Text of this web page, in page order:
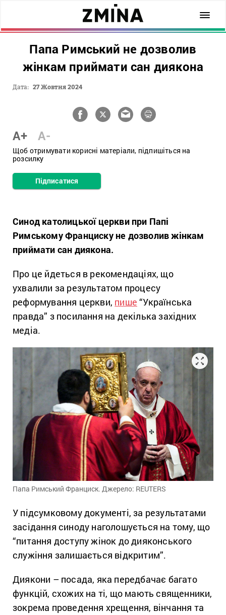
Папа Римський не дозволив
жінкам приймати сан диякона
Дата: 27 Жовтня 2024
A+ A-
Щоб отримувати корисні матеріали, підпишіться на
розсилку
Підписатися
Синод католицької церкви при Папі
Римському Франциску не дозволив жінкам
приймати сан диякона.
Про це йдеться в рекомендаціях, що
ухвалили за результатом процесу
реформування церкви, пише “Українська
правда” з посилання на декілька західних
медіа.
Папа Римський Франциск. Джерело: REUTERS
У підсумковому документі, за результатами
засідання синоду наголошується на тому, що
“питання доступу жінок до дияконського
служіння залишається відкритим”.
Диякони – посада, яка передбачає багато
функцій, схожих на ті, що мають священники,
зокрема проведення хрещення, вінчання та